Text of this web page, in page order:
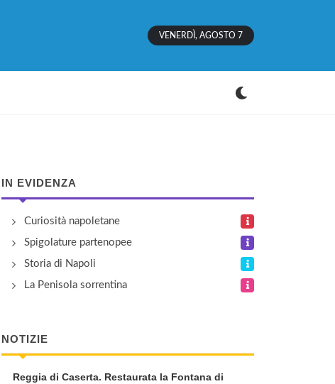
VENERDÌ, AGOSTO 7
IN EVIDENZA
Curiosità napoletane
Spigolature partenopee
Storia di Napoli
La Penisola sorrentina
NOTIZIE
Reggia di Caserta. Restaurata la Fontana di